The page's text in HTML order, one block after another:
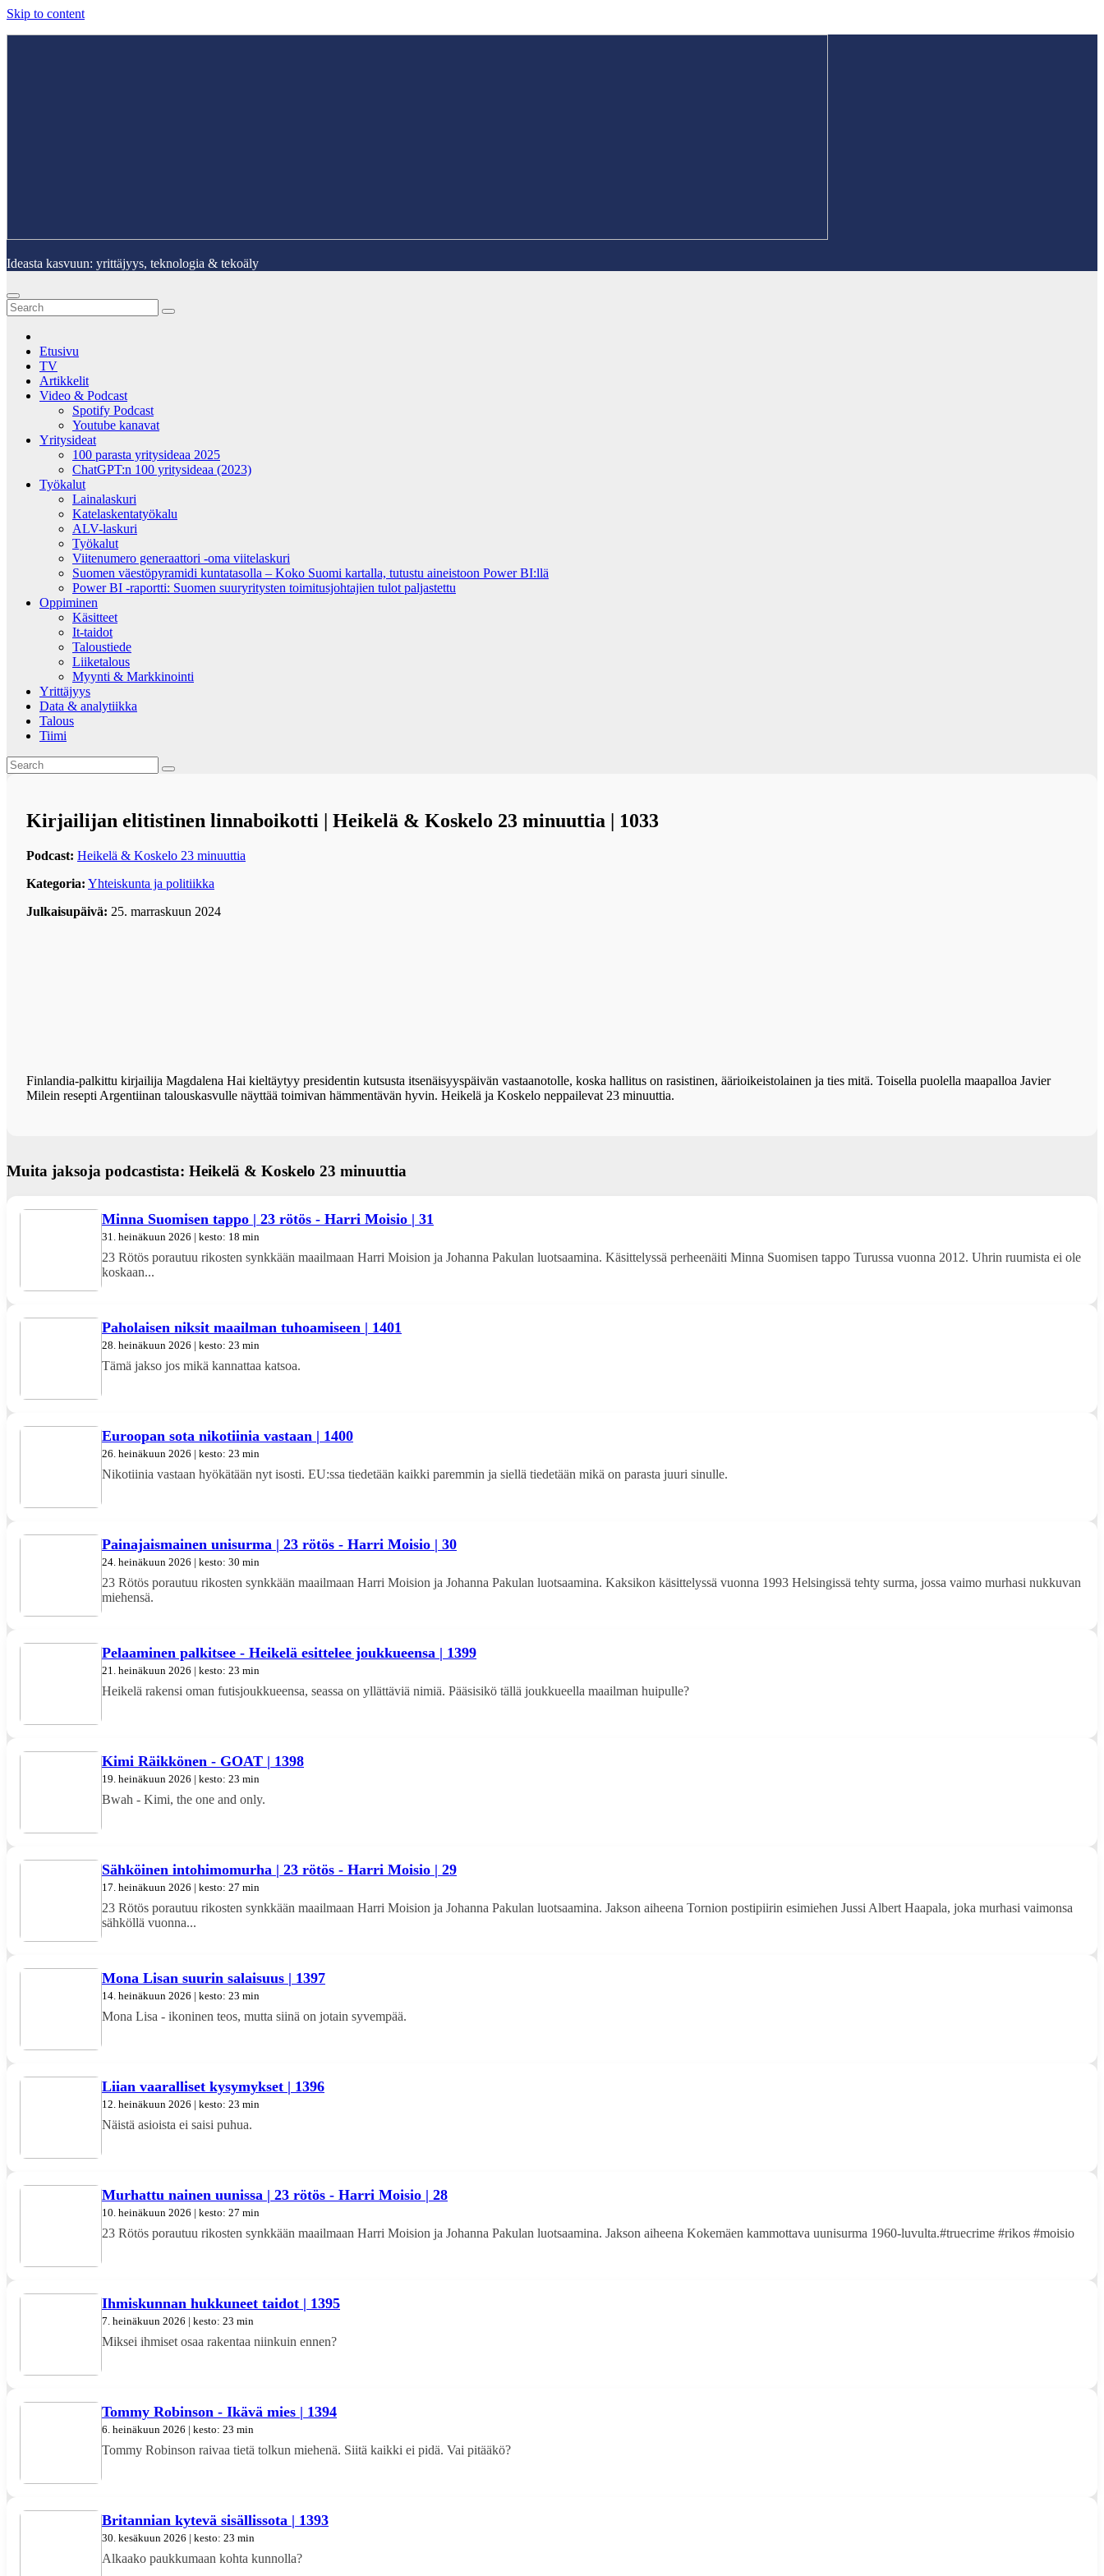
Skip to content
Ideasta kasvuun: yrittäjyys, teknologia & tekoäly
Etusivu
TV
Artikkelit
Video & Podcast
Spotify Podcast
Youtube kanavat
Yritysideat
100 parasta yritysideaa 2025
ChatGPT:n 100 yritysideaa (2023)
Työkalut
Lainalaskuri
Katelaskentatyökalu
ALV-laskuri
Työkalut
Viitenumero generaattori -oma viitelaskuri
Suomen väestöpyramidi kuntatasolla – Koko Suomi kartalla, tutustu aineistoon Power BI:llä
Power BI -raportti: Suomen suuryritysten toimitusjohtajien tulot paljastettu
Oppiminen
Käsitteet
It-taidot
Taloustiede
Liiketalous
Myynti & Markkinointi
Yrittäjyys
Data & analytiikka
Talous
Tiimi
Kirjailijan elitistinen linnaboikotti | Heikelä & Koskelo 23 minuuttia | 1033
Podcast: Heikelä & Koskelo 23 minuuttia
Kategoria: Yhteiskunta ja politiikka
Julkaisupäivä: 25. marraskuun 2024
Finlandia-palkittu kirjailija Magdalena Hai kieltäytyy presidentin kutsusta itsenäisyyspäivän vastaanotolle, koska hallitus on rasistinen, äärioikeistolainen ja ties mitä. Toisella puolella maapalloa Javier
Milein resepti Argentiinan talouskasvulle näyttää toimivan hämmentävän hyvin. Heikelä ja Koskelo neppailevat 23 minuuttia.
Muita jaksoja podcastista: Heikelä & Koskelo 23 minuuttia
Minna Suomisen tappo | 23 rötös - Harri Moisio | 31
31. heinäkuun 2026 | kesto: 18 min
23 Rötös porautuu rikosten synkkään maailmaan Harri Moision ja Johanna Pakulan luotsaamina. Käsittelyssä perheenäiti Minna Suomisen tappo Turussa vuonna 2012. Uhrin ruumista ei ole
koskaan...
Paholaisen niksit maailman tuhoamiseen | 1401
28. heinäkuun 2026 | kesto: 23 min
Tämä jakso jos mikä kannattaa katsoa.
Euroopan sota nikotiinia vastaan | 1400
26. heinäkuun 2026 | kesto: 23 min
Nikotiinia vastaan hyökätään nyt isosti. EU:ssa tiedetään kaikki paremmin ja siellä tiedetään mikä on parasta juuri sinulle.
Painajaismainen unisurma | 23 rötös - Harri Moisio | 30
24. heinäkuun 2026 | kesto: 30 min
23 Rötös porautuu rikosten synkkään maailmaan Harri Moision ja Johanna Pakulan luotsaamina. Kaksikon käsittelyssä vuonna 1993 Helsingissä tehty surma, jossa vaimo murhasi nukkuvan
miehensä.
Pelaaminen palkitsee - Heikelä esittelee joukkueensa | 1399
21. heinäkuun 2026 | kesto: 23 min
Heikelä rakensi oman futisjoukkueensa, seassa on yllättäviä nimiä. Pääsisikö tällä joukkueella maailman huipulle?
Kimi Räikkönen - GOAT | 1398
19. heinäkuun 2026 | kesto: 23 min
Bwah - Kimi, the one and only.
Sähköinen intohimomurha | 23 rötös - Harri Moisio | 29
17. heinäkuun 2026 | kesto: 27 min
23 Rötös porautuu rikosten synkkään maailmaan Harri Moision ja Johanna Pakulan luotsaamina. Jakson aiheena Tornion postipiirin esimiehen Jussi Albert Haapala, joka murhasi vaimonsa
sähköllä vuonna...
Mona Lisan suurin salaisuus | 1397
14. heinäkuun 2026 | kesto: 23 min
Mona Lisa - ikoninen teos, mutta siinä on jotain syvempää.
Liian vaaralliset kysymykset | 1396
12. heinäkuun 2026 | kesto: 23 min
Näistä asioista ei saisi puhua.
Murhattu nainen uunissa | 23 rötös - Harri Moisio | 28
10. heinäkuun 2026 | kesto: 27 min
23 Rötös porautuu rikosten synkkään maailmaan Harri Moision ja Johanna Pakulan luotsaamina. Jakson aiheena Kokemäen kammottava uunisurma 1960-luvulta.#truecrime #rikos #moisio
Ihmiskunnan hukkuneet taidot | 1395
7. heinäkuun 2026 | kesto: 23 min
Miksei ihmiset osaa rakentaa niinkuin ennen?
Tommy Robinson - Ikävä mies | 1394
6. heinäkuun 2026 | kesto: 23 min
Tommy Robinson raivaa tietä tolkun miehenä. Siitä kaikki ei pidä. Vai pitääkö?
Britannian kytevä sisällissota | 1393
30. kesäkuun 2026 | kesto: 23 min
Alkaako paukkumaan kohta kunnolla?